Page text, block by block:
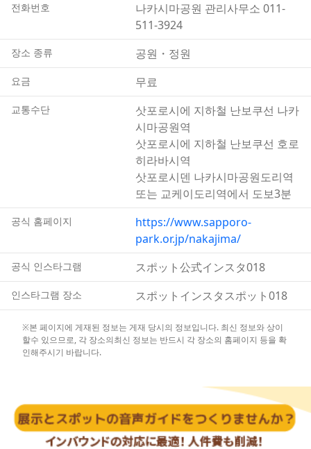
산책을 즐기거나 공원의 남서쪽에 위치한 콘서트홀
「kitara」를 방문하는 등, 느긋하게 산책과 음악 감상을 즐
길 수 있는 곳입니다.
전화번호
나카시마공원 관리사무소 011-
511-3924
장소 종류 공원・정원
요금 무료
교통수단
삿포로시에 지하철 난보쿠선 나카
시마공원역
삿포로시에 지하철 난보쿠선 호로
히라바시역
삿포로시덴 나카시마공원도리역
또는 교케이도리역에서 도보3분
공식 홈페이지
https://www.sapporo-
park.or.jp/nakajima/
공식 인스타그램 スポット公式インスタ018
인스타그램 장소 スポットインスタスポット018
※본 페이지에 게재된 정보는 게재 당시의 정보입니다. 최신 정보와 상이
할수 있으므로, 각 장소의최신 정보는 반드시 각 장소의 홈페이지 등을 확
인해주시기 바랍니다.